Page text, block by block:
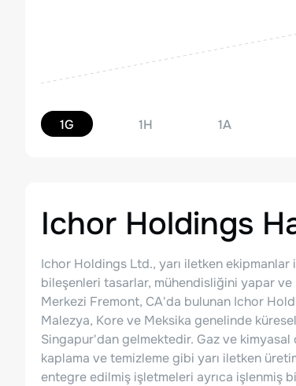
1G 1H 1A
Ichor Holdings
Ichor Holdings Ltd., yarı iletken ekipmanlar
bileşenleri tasarlar, mühendisliğini yapar
Merkezi Fremont, CA'da bulunan Ichor
Malezya, Kore ve Meksika genelinde
Singapur'dan gelmektedir. Gaz ve kimyasal
kaplama ve temizleme gibi yarı iletken
entegre edilmiş işletmeleri ayrıca işlenmiş